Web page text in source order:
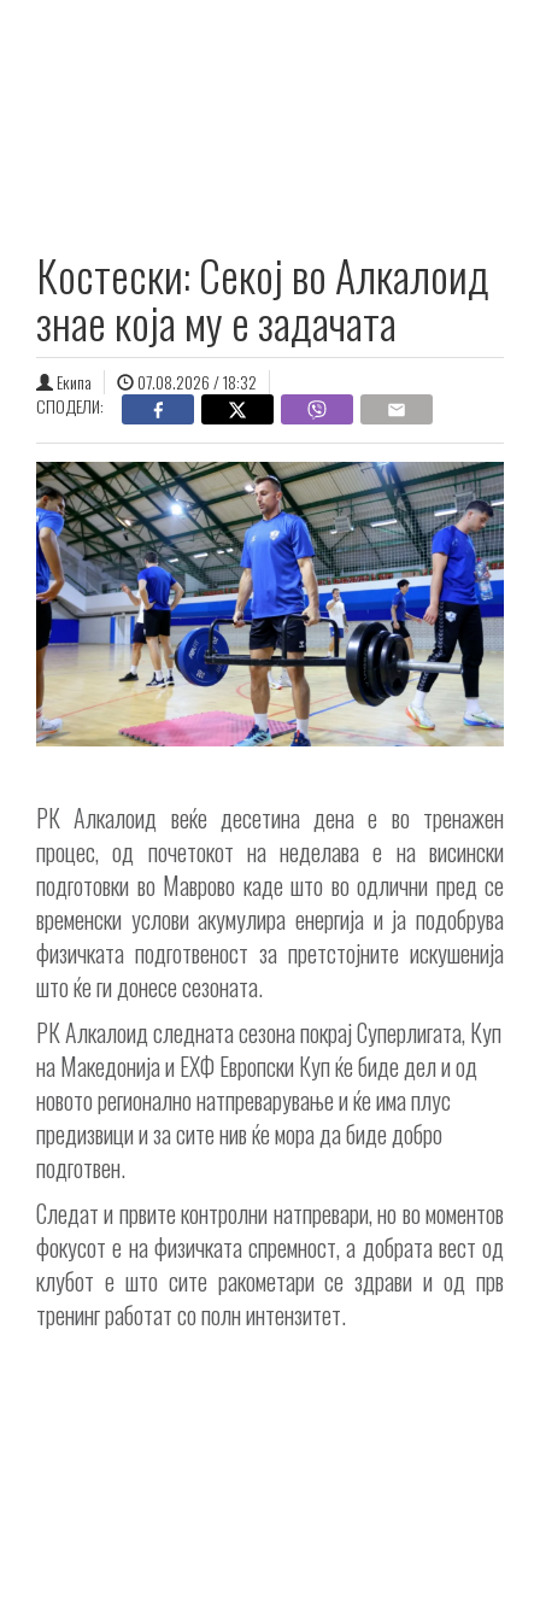
Костески: Секој во Алкалоид
знае која му е задачата
Екипа
07.08.2026 / 18:32
СПОДЕЛИ:
РК Алкалоид веќе десетина дена е во тренажен
процес, од почетокот на неделава е на висински
подготовки во Маврово каде што во одлични пред сe
временски услови акумулира енергија и ја подобрува
физичката подготвеност за претстојните искушенија
што ќе ги донесе сезоната.
РК Алкалоид следната сезона покрај Суперлигата, Куп
на Македонија и ЕХФ Европски Куп ќе биде дел и од
новото регионално натпреварување и ќе има плус
предизвици и за сите нив ќе мора да биде добро
подготвен.
Следат и првите контролни натпревари, но во моментов
фокусот е на физичката спремност, а добрата вест од
клубот е што сите ракометари се здрави и од прв
тренинг работат со полн интензитет.